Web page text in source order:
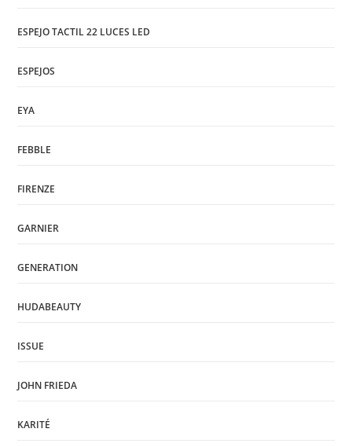
ESPEJO TACTIL 22 LUCES LED
ESPEJOS
EYA
FEBBLE
FIRENZE
GARNIER
GENERATION
HUDABEAUTY
ISSUE
JOHN FRIEDA
KARITÉ